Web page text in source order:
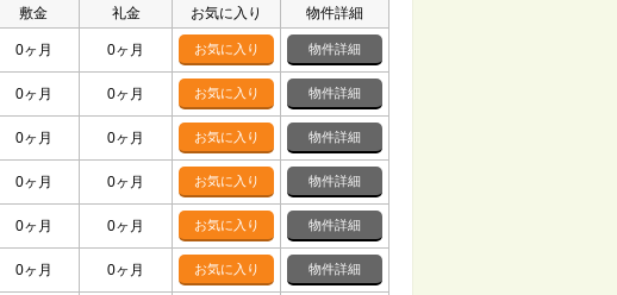
敷金 礼金 お気に入り 物件詳細
0ヶ月 0ヶ月 お気に入り 物件詳細
0ヶ月 0ヶ月 お気に入り 物件詳細
0ヶ月 0ヶ月 お気に入り 物件詳細
0ヶ月 0ヶ月 お気に入り 物件詳細
0ヶ月 0ヶ月 お気に入り 物件詳細
0ヶ月 0ヶ月 お気に入り 物件詳細